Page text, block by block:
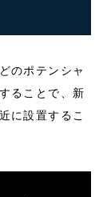
のポテンシャ
ることで、新
に設置するこ